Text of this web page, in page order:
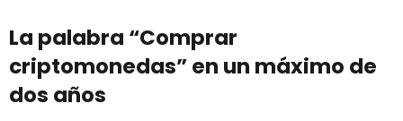
La palabra “Comprar
criptomonedas” en un máximo de
dos años